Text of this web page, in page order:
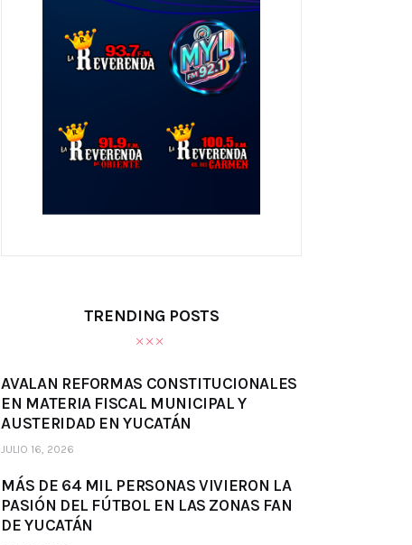
TRENDING POSTS
AVALAN REFORMAS CONSTITUCIONALES
EN MATERIA FISCAL MUNICIPAL Y
AUSTERIDAD EN YUCATÁN
JULIO 16, 2026
MÁS DE 64 MIL PERSONAS VIVIERON LA
PASIÓN DEL FÚTBOL EN LAS ZONAS FAN
DE YUCATÁN